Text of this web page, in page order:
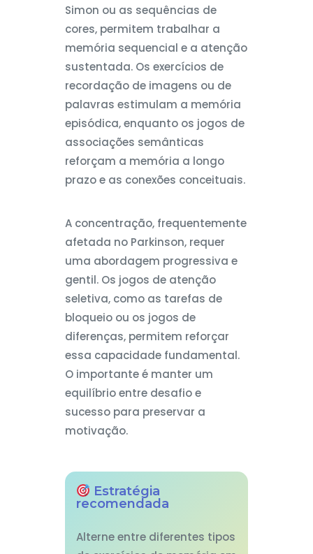
Simon ou as sequências de
cores, permitem trabalhar a
memória sequencial e a atenção
sustentada. Os exercícios de
recordação de imagens ou de
palavras estimulam a memória
episódica, enquanto os jogos de
associações semânticas
reforçam a memória a longo
prazo e as conexões conceituais.
A concentração, frequentemente
afetada no Parkinson, requer
uma abordagem progressiva e
gentil. Os jogos de atenção
seletiva, como as tarefas de
bloqueio ou os jogos de
diferenças, permitem reforçar
essa capacidade fundamental.
O importante é manter um
equilíbrio entre desafio e
sucesso para preservar a
motivação.
Estratégia
recomendada
Alterne entre diferentes tipos